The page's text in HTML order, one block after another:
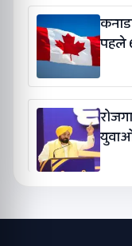
पहले
युवाओं